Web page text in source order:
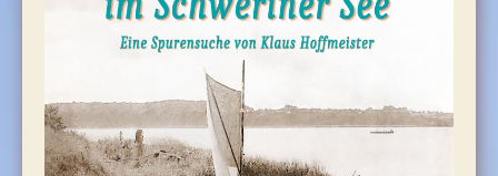
Unsere schönsten Mühlen
Sagen und Märchen